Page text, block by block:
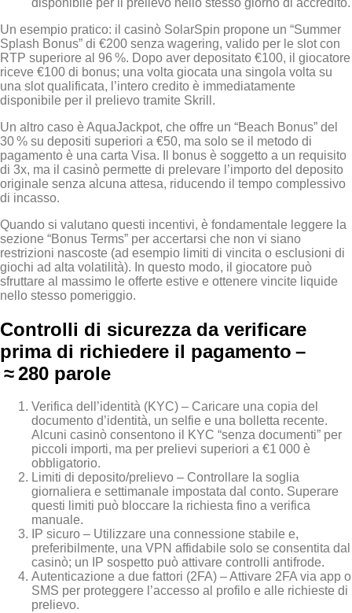
Un esempio pratico: il casinò SolarSpin propone un “Summer
Splash Bonus” di €200 senza wagering, valido per le slot con
RTP superiore al 96 %. Dopo aver depositato €100, il giocatore
riceve €100 di bonus; una volta giocata una singola volta su
una slot qualificata, l’intero credito è immediatamente
disponibile per il prelievo tramite Skrill.
Un altro caso è AquaJackpot, che offre un “Beach Bonus” del
30 % su depositi superiori a €50, ma solo se il metodo di
pagamento è una carta Visa. Il bonus è soggetto a un requisito
di 3x, ma il casinò permette di prelevare l’importo del deposito
originale senza alcuna attesa, riducendo il tempo complessivo
di incasso.
Quando si valutano questi incentivi, è fondamentale leggere la
sezione “Bonus Terms” per accertarsi che non vi siano
restrizioni nascoste (ad esempio limiti di vincita o esclusioni di
giochi ad alta volatilità). In questo modo, il giocatore può
sfruttare al massimo le offerte estive e ottenere vincite liquide
nello stesso pomeriggio.
Controlli di sicurezza da verificare
prima di richiedere il pagamento –
≈ 280 parole
Verifica dell’identità (KYC) – Caricare una copia del
documento d’identità, un selfie e una bolletta recente.
Alcuni casinò consentono il KYC “senza documenti” per
piccoli importi, ma per prelievi superiori a €1 000 è
obbligatorio.
Limiti di deposito/prelievo – Controllare la soglia
giornaliera e settimanale impostata dal conto. Superare
questi limiti può bloccare la richiesta fino a verifica
manuale.
IP sicuro – Utilizzare una connessione stabile e,
preferibilmente, una VPN affidabile solo se consentita dal
casinò; un IP sospetto può attivare controlli antifrode.
Autenticazione a due fattori (2FA) – Attivare 2FA via app o
SMS per proteggere l’accesso al profilo e alle richieste di
prelievo.